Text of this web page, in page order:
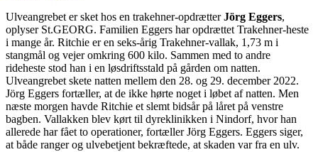
Ulveangrebet er sket hos en trakehner-opdrætterJörg Eggers,
oplyser St.GEORG. Familien Eggers har opdrættet Trakehner-heste
i mange år. Ritchie er en seks-årig Trakehner-vallak, 1,73 m i
stangmål og vejer omkring 600 kilo. Sammen med to andre
rideheste stod han i en løsdriftsstald på gården om natten.
Ulveangrebet skete natten mellem den 28. og 29. december 2022.
Jörg Eggers fortæller, at de ikke hørte noget i løbet af natten. Men
næste morgen havde Ritchie et slemt bidsår på låret på venstre
bagben. Vallakken blev kørt til dyreklinikken i Nindorf, hvor han
allerede har fået to operationer, fortæller Jörg Eggers. Eggers siger,
at både ranger og ulvebetjent bekræftede, at skaden var fra en ulv.